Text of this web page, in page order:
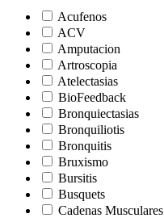
Acufenos
ACV
Amputacion
Artroscopia
Atelectasias
BioFeedback
Bronquiectasias
Bronquiliotis
Bronquitis
Bruxismo
Bursitis
Busquets
Cadenas Musculares